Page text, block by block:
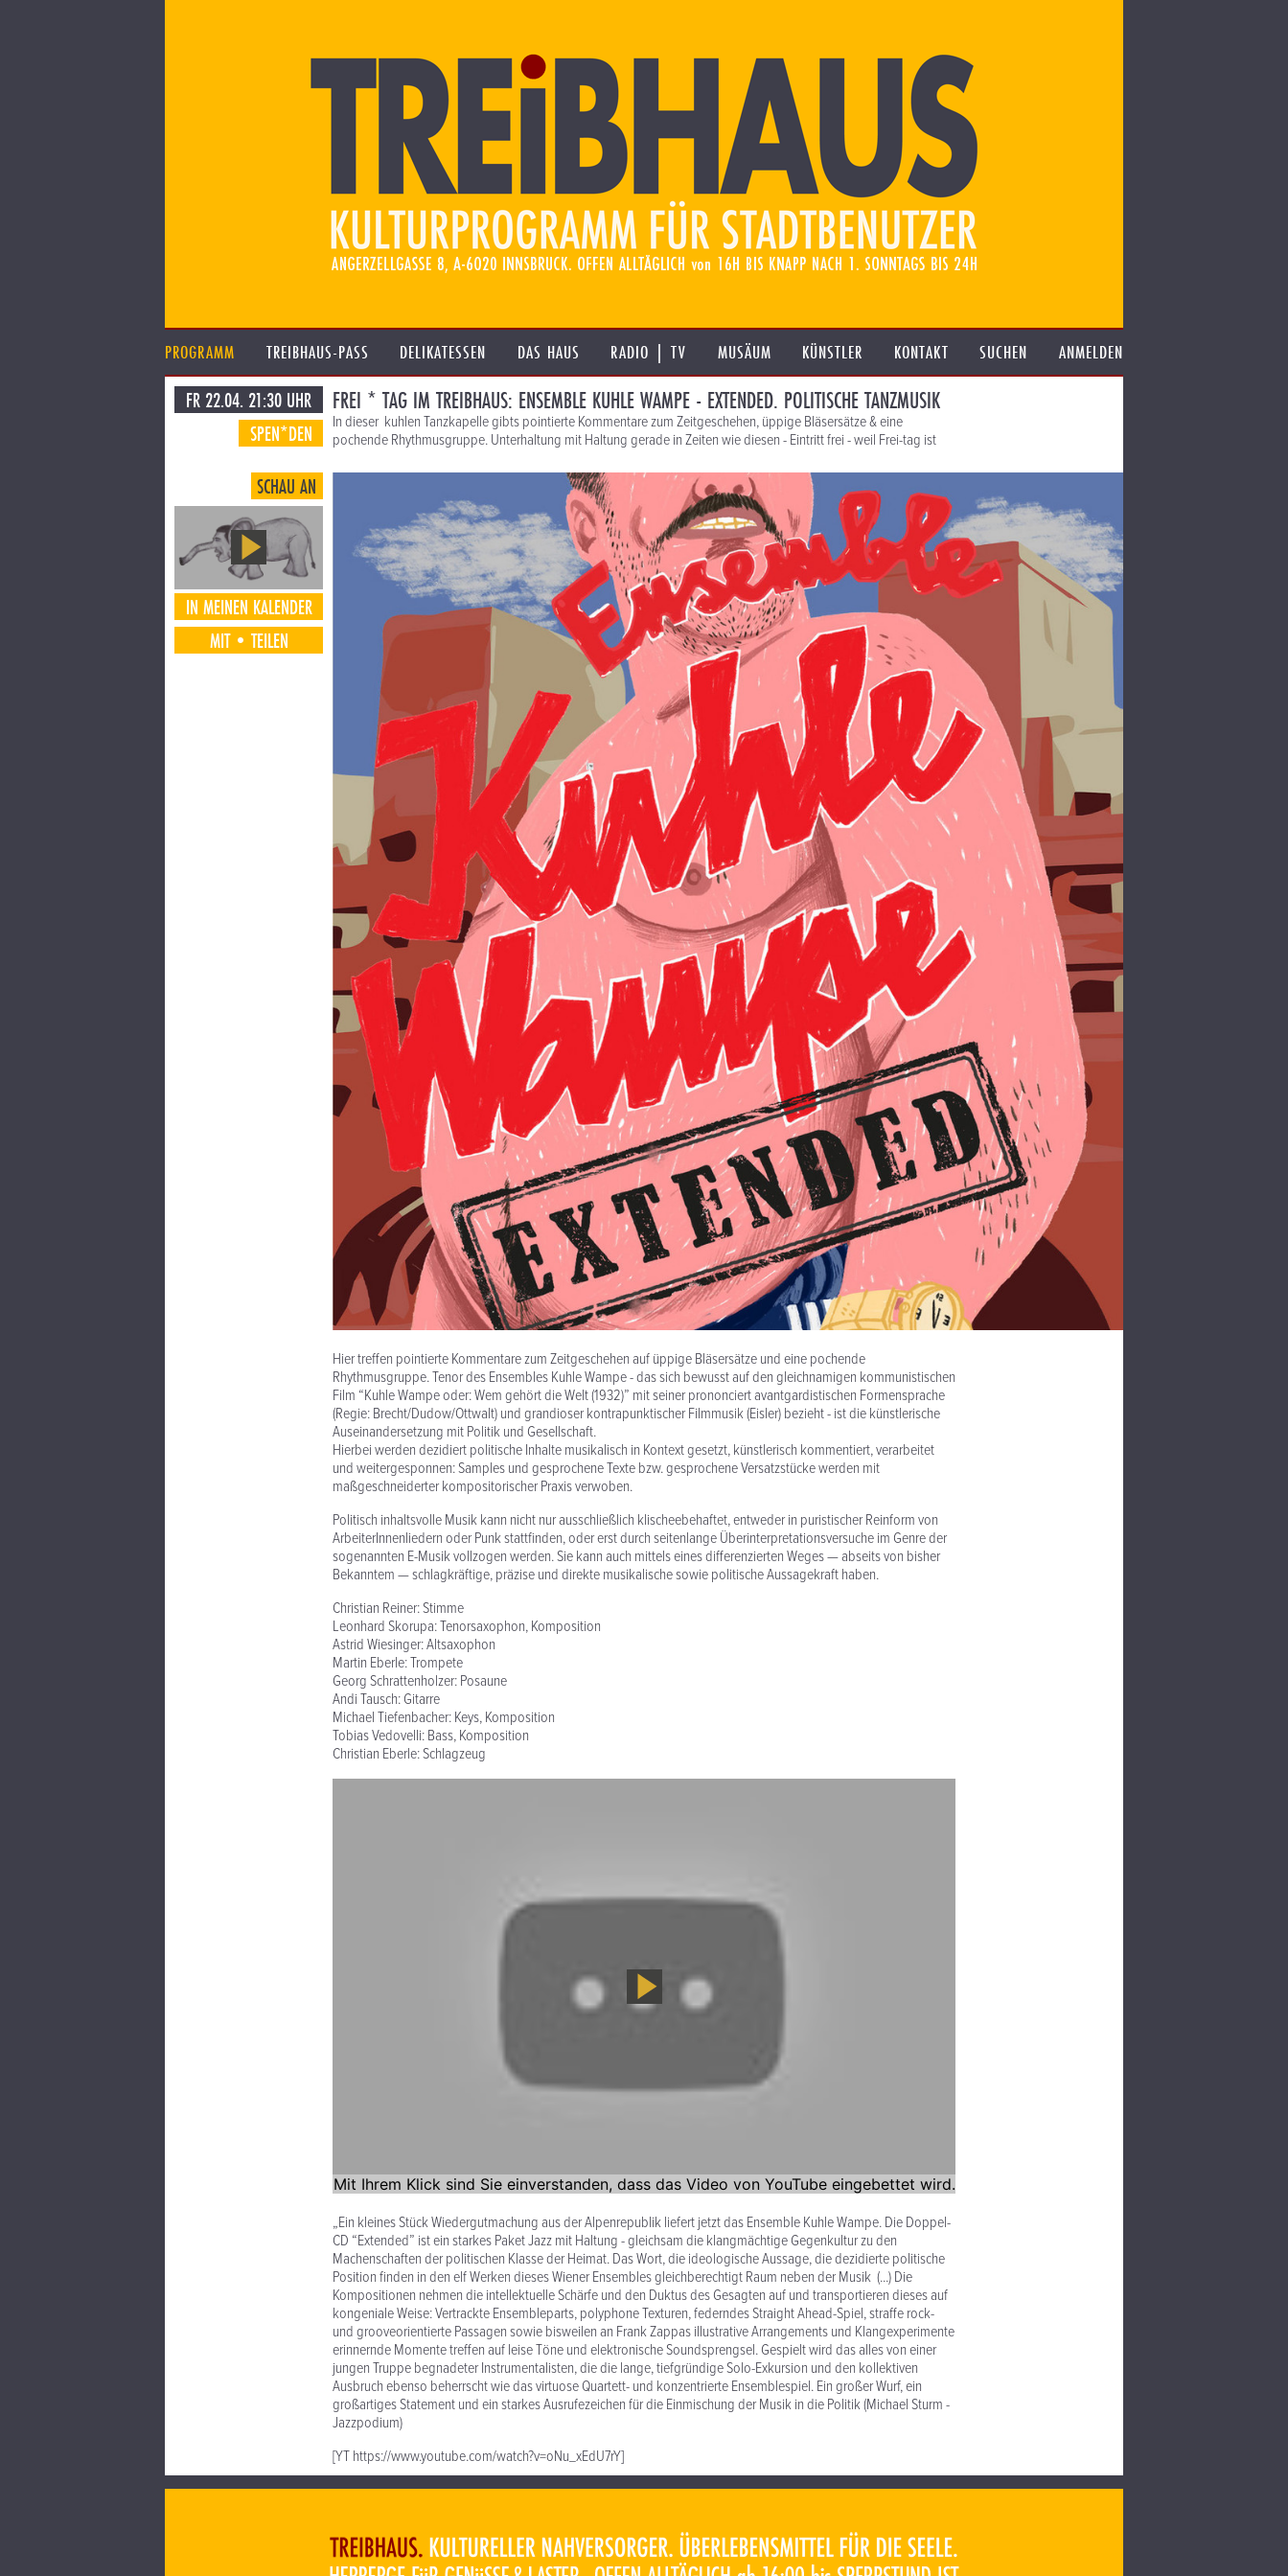
PROGRAMM TREIBHAUS-PASS DELIKATESSEN DAS HAUS RADIO | TV MUSÄUM KÜNSTLER KONTAKT SUCHEN ANMELDEN
FR 22.04. 21:30 UHR
SPEN*DEN
FREI * TAG IM TREIBHAUS: ENSEMBLE KUHLE WAMPE - EXTENDED. POLITISCHE TANZMUSIK
In dieser kuhlen Tanzkapelle gibts pointierte Kommentare zum Zeitgeschehen, üppige Bläsersätze & eine
pochende Rhythmusgruppe. Unterhaltung mit Haltung gerade in Zeiten wie diesen - Eintritt frei - weil Frei-tag ist
SCHAU AN
IN MEINEN KALENDER
MIT•TEILEN
Hier treffen pointierte Kommentare zum Zeitgeschehen auf üppige Bläsersätze und eine pochende
Rhythmusgruppe. Tenor des Ensembles Kuhle Wampe - das sich bewusst auf den gleichnamigen kommunistischen
Film “Kuhle Wampe oder: Wem gehört die Welt (1932)” mit seiner prononciert avantgardistischen Formensprache
(Regie: Brecht/Dudow/Ottwalt) und grandioser kontrapunktischer Filmmusik (Eisler) bezieht - ist die künstlerische
Auseinandersetzung mit Politik und Gesellschaft.
Hierbei werden dezidiert politische Inhalte musikalisch in Kontext gesetzt, künstlerisch kommentiert, verarbeitet
und weitergesponnen: Samples und gesprochene Texte bzw. gesprochene Versatzstücke werden mit
maßgeschneiderter kompositorischer Praxis verwoben.
Politisch inhaltsvolle Musik kann nicht nur ausschließlich klischeebehaftet, entweder in puristischer Reinform von
ArbeiterInnenliedern oder Punk stattfinden, oder erst durch seitenlange Überinterpretationsversuche im Genre der
sogenannten E-Musik vollzogen werden. Sie kann auch mittels eines differenzierten Weges — abseits von bisher
Bekanntem — schlagkräftige, präzise und direkte musikalische sowie politische Aussagekraft haben.
Christian Reiner: Stimme
Leonhard Skorupa: Tenorsaxophon, Komposition
Astrid Wiesinger: Altsaxophon
Martin Eberle: Trompete
Georg Schrattenholzer: Posaune
Andi Tausch: Gitarre
Michael Tiefenbacher: Keys, Komposition
Tobias Vedovelli: Bass, Komposition
Christian Eberle: Schlagzeug
„Ein kleines Stück Wiedergutmachung aus der Alpenrepublik liefert jetzt das Ensemble Kuhle Wampe. Die Doppel-
CD “Extended” ist ein starkes Paket Jazz mit Haltung - gleichsam die klangmächtige Gegenkultur zu den
Machenschaften der politischen Klasse der Heimat. Das Wort, die ideologische Aussage, die dezidierte politische
Position finden in den elf Werken dieses Wiener Ensembles gleichberechtigt Raum neben der Musik (...) Die
Kompositionen nehmen die intellektuelle Schärfe und den Duktus des Gesagten auf und transportieren dieses auf
kongeniale Weise: Vertrackte Ensembleparts, polyphone Texturen, federndes Straight Ahead-Spiel, straffe rock-
und grooveorientierte Passagen sowie bisweilen an Frank Zappas illustrative Arrangements und Klangexperimente
erinnernde Momente treffen auf leise Töne und elektronische Soundsprengsel. Gespielt wird das alles von einer
jungen Truppe begnadeter Instrumentalisten, die die lange, tiefgründige Solo-Exkursion und den kollektiven
Ausbruch ebenso beherrscht wie das virtuose Quartett- und konzentrierte Ensemblespiel. Ein großer Wurf, ein
großartiges Statement und ein starkes Ausrufezeichen für die Einmischung der Musik in die Politik (Michael Sturm -
Jazzpodium)
[YT https://www.youtube.com/watch?v=oNu_xEdU7rY]